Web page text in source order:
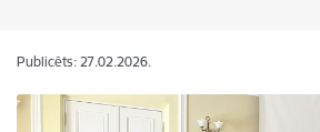
Publicēts: 27.02.2026.